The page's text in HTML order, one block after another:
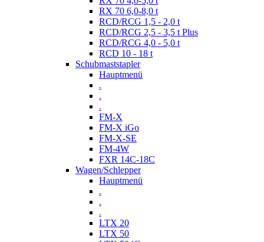
RX 70 6,0-8,0 t
RCD/RCG 1,5 - 2,0 t
RCD/RCG 2,5 - 3,5 t Plus
RCD/RCG 4,0 - 5,0 t
RCD 10 - 18 t
Schubmaststapler
Hauptmenü
.
.
.
FM-X
FM-X iGo
FM-X-SE
FM-4W
FXR 14C-18C
Wagen/Schlepper
Hauptmenü
.
.
.
LTX 20
LTX 50